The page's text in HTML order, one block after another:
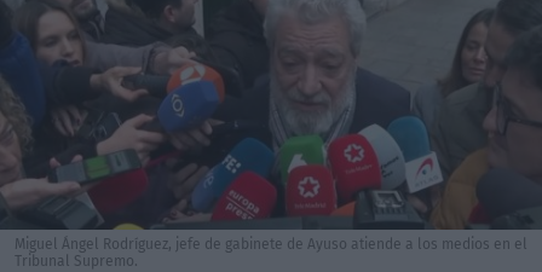
Miguel Ángel Rodríguez, jefe de gabinete de Ayuso atiende a los medios en el
Tribunal Supremo.